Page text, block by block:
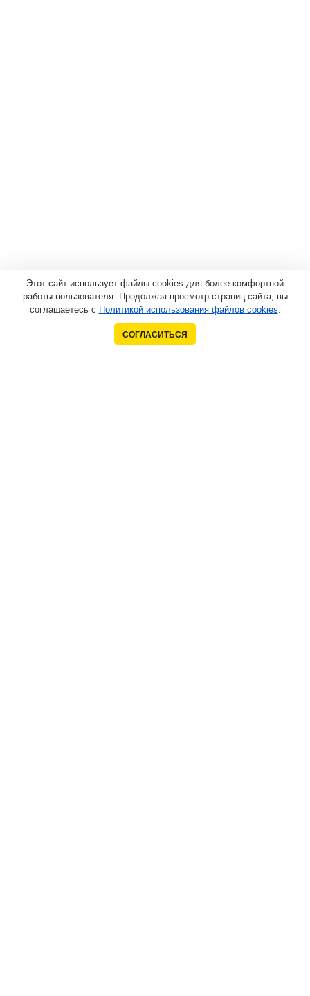
Этот сайт использует файлы cookies для более комфортной
работы пользователя. Продолжая просмотр страниц сайта, вы
соглашаетесь с Политикой использования файлов cookies.
СОГЛАСИТЬСЯ